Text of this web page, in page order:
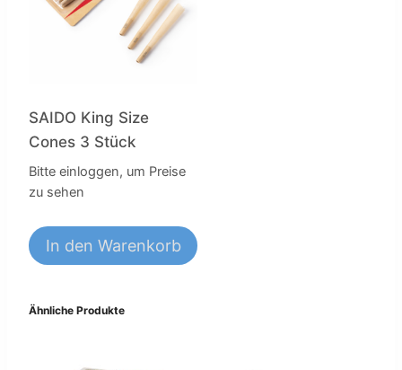
SAIDO King Size
Cones 3 Stück
Bitte einloggen, um Preise
zu sehen
In den Warenkorb
Ähnliche Produkte